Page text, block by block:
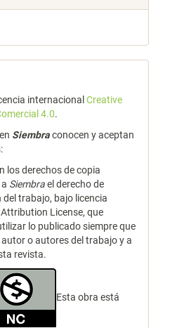
internacional Creative
4.0.
Siembraconocen y aceptan
los derechos de copia
Siembrael derecho de
trabajo, bajo licencia
License, que
lo publicado siempre que
o autores del trabajo y a
revista.
Esta obra está